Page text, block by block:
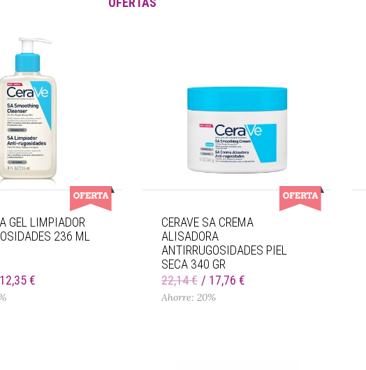
GEL LIMPIADOR
236 ML
12,35 €
CERAVE SA CREMA
ALISADORA
ANTIRRUGOSIDADES PIEL
SECA 340 GR
22,14 €
17,76 €
Ahorre: 20%